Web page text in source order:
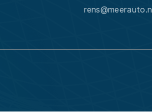
rens@meerauto.nl